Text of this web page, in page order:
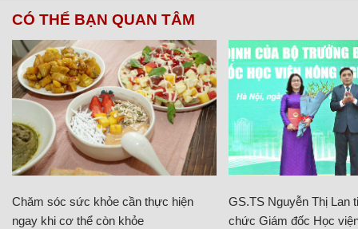
CÓ THỂ BẠN QUAN TÂM
Chăm sóc sức khỏe cần thực hiện
ngay khi cơ thể còn khỏe
GS.TS Nguyễn Thị Lan
chức Giám đốc Học